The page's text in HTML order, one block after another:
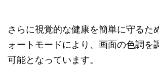
さらに視覚的な健康を簡単に守るた
ォートモードにより、画面の色調を
可能となっています。